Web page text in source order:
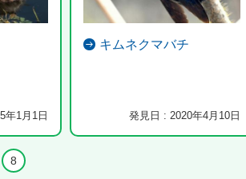
年1月1日
キムネクマバチ
発見日 : 2020年4月10日
8